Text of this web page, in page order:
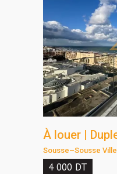
Sousse–Sousse Ville
4 000 DT